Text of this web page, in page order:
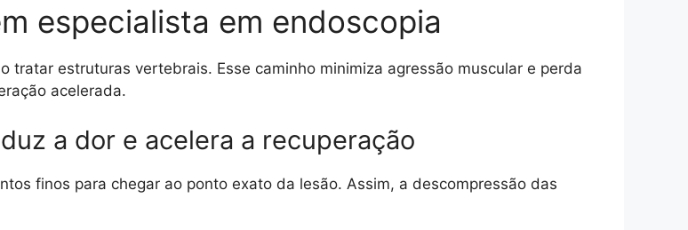
especialista em endoscopia
estruturas vertebrais. Esse caminho minimiza agressão muscular e perda
acelerada.
a dor e acelera a recuperação
finos para chegar ao ponto exato da lesão. Assim, a descompressão das